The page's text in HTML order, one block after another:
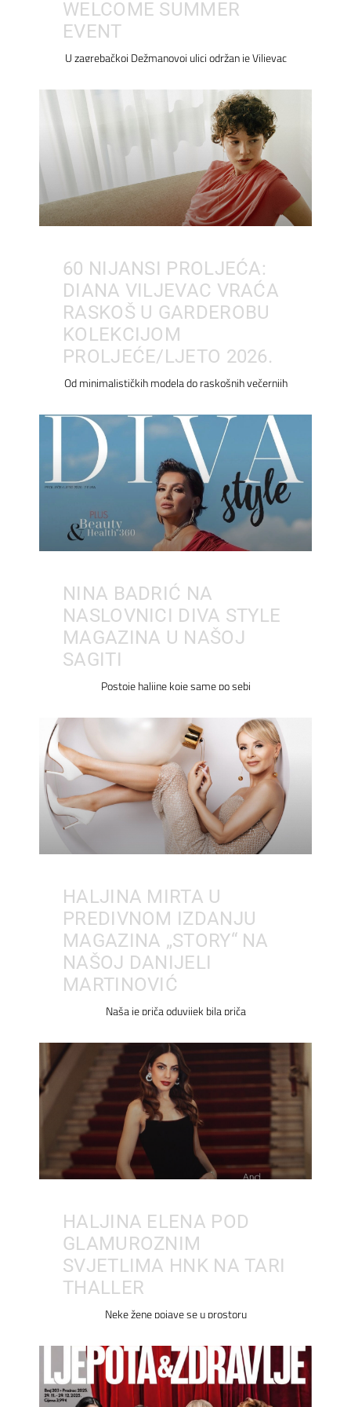
WELCOME SUMMER
EVENT
U zagrebačkoj Dežmanovoj ulici održan je Viljevac
60 NIJANSI PROLJEĆA:
DIANA VILJEVAC VRAĆA
RASKOŠ U GARDEROBU
KOLEKCIJOM
PROLJEĆE/LJETO 2026.
Od minimalističkih modela do raskošnih večernjih
NINA BADRIĆ NA
NASLOVNICI DIVA STYLE
MAGAZINA U NAŠOJ
SAGITI
Postoje haljine koje same po sebi
HALJINA MIRTA U
PREDIVNOM IZDANJU
MAGAZINA „STORY“ NA
NAŠOJ DANIJELI
MARTINOVIĆ
Naša je priča oduvijek bila priča
HALJINA ELENA POD
GLAMUROZNIM
SVJETLIMA HNK NA TARI
THALLER
Neke žene pojave se u prostoru